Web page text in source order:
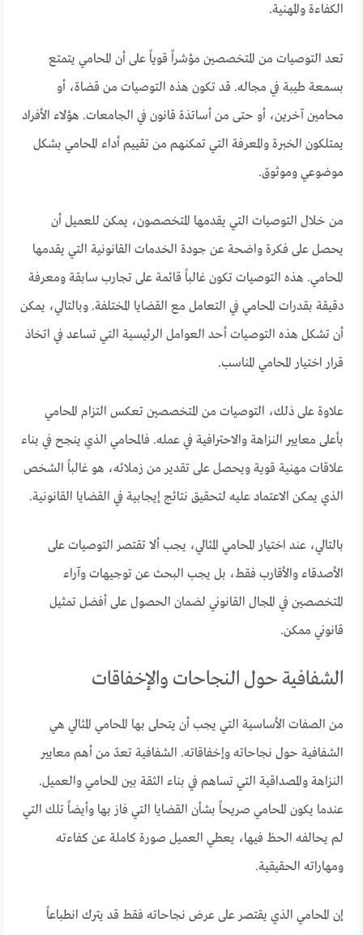
الكفاءة والمهنية.
تعد التوصيات من المتخصصين مؤشراً قوياً على أن المحامي يتمتع
بسمعة طيبة في مجاله. قد تكون هذه التوصيات من قضاة، أو
محامين آخرين، أو حتى من أساتذة قانون في الجامعات. هؤلاء الأفراد
يمتلكون الخبرة والمعرفة التي تمكنهم من تقييم أداء المحامي بشكل
موضوعي وموثوق.
من خلال التوصيات التي يقدمها المتخصصون، يمكن للعميل أن
يحصل على فكرة واضحة عن جودة الخدمات القانونية التي يقدمها
المحامي. هذه التوصيات تكون غالباً قائمة على تجارب سابقة ومعرفة
دقيقة بقدرات المحامي في التعامل مع القضايا المختلفة. وبالتالي، يمكن
أن تشكل هذه التوصيات أحد العوامل الرئيسية التي تساعد في اتخاذ
قرار اختيار المحامي المناسب.
علاوة على ذلك، التوصيات من المتخصصين تعكس التزام المحامي
بأعلى معايير النزاهة والاحترافية في عمله. فالمحامي الذي ينجح في بناء
علاقات مهنية قوية ويحصل على تقدير من زملائه، هو غالباً الشخص
الذي يمكن الاعتماد عليه لتحقيق نتائج إيجابية في القضايا القانونية.
بالتالي، عند اختيار المحامي المثالي، يجب ألا تقتصر التوصيات على
الأصدقاء والأقارب فقط، بل يجب البحث عن توجيهات وآراء
المتخصصين في المجال القانوني لضمان الحصول على أفضل تمثيل
قانوني ممكن.
الشفافية حول النجاحات والإخفاقات
من الصفات الأساسية التي يجب أن يتحلى بها المحامي المثالي هي
الشفافية حول نجاحاته وإخفاقاته. الشفافية تعدّ من أهم معايير
النزاهة والمصداقية التي تساهم في بناء الثقة بين المحامي والعميل.
عندما يكون المحامي صريحاً بشأن القضايا التي فاز بها وأيضاً تلك التي
لم يحالفه الحظ فيها، يعطي العميل صورة كاملة عن كفاءته
ومهاراته الحقيقية.
إن المحامي الذي يقتصر على عرض نجاحاته فقط قد يترك انطباعاً